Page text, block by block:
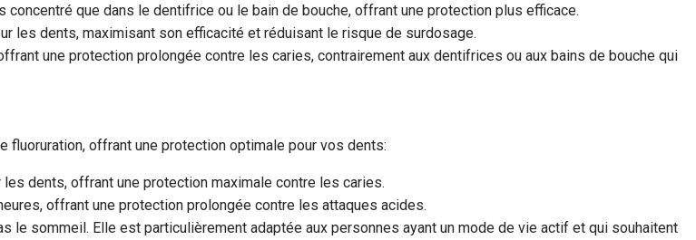
que dans le dentifrice ou le bain de bouche, offrant une protection plus efficace.
les dents, maximisant son efficacité et réduisant le risque de surdosage.
une protection prolongée contre les caries, contrairement aux dentifrices ou aux bains de bouche qui
offrant une protection optimale pour vos dents:
dents, offrant une protection maximale contre les caries.
offrant une protection prolongée contre les attaques acides.
le sommeil. Elle est particulièrement adaptée aux personnes ayant un mode de vie actif et qui souhaitent